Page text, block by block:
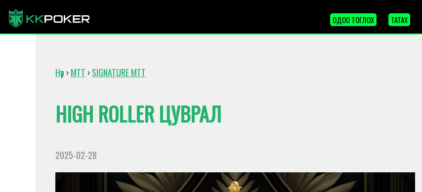
ОДОО ТОГЛОХ ТАТАХ
Нүүр ›MTT ›SIGNATURE MTT
HIGH ROLLER ЦУВРАЛ
2025-02-28